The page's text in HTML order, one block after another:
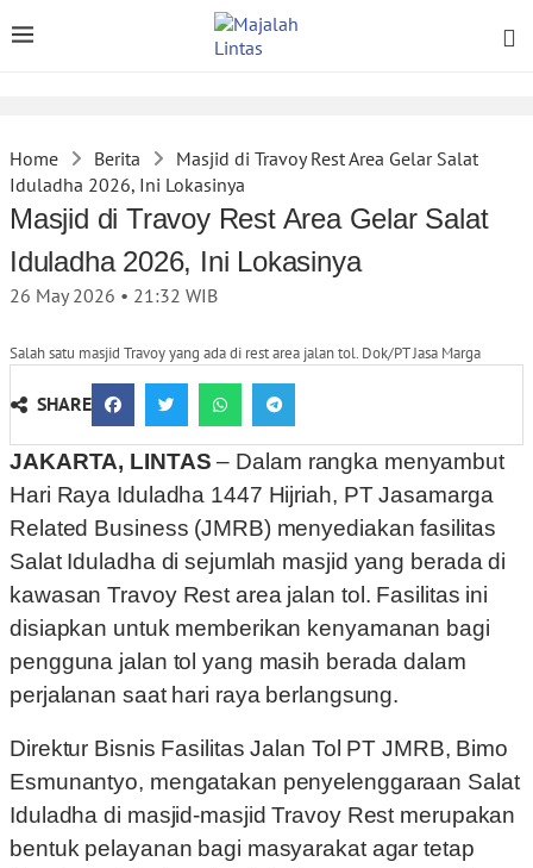
Home Berita
Masjid di Travoy Rest Area Gelar Salat
Iduladha 2026, Ini Lokasinya
Masjid di Travoy Rest Area Gelar Salat
Iduladha 2026, Ini Lokasinya
26 May 2026 • 21:32 WIB
Salah satu masjid Travoy yang ada di rest area jalan tol. Dok/PT Jasa Marga
SHARE
JAKARTA, LINTAS – Dalam rangka menyambut
Hari Raya Iduladha 1447 Hijriah, PT Jasamarga
Related Business (JMRB) menyediakan fasilitas
Salat Iduladha di sejumlah masjid yang berada di
kawasan Travoy Rest area jalan tol. Fasilitas ini
disiapkan untuk memberikan kenyamanan bagi
pengguna jalan tol yang masih berada dalam
perjalanan saat hari raya berlangsung.
Direktur Bisnis Fasilitas Jalan Tol PT JMRB, Bimo
Esmunantyo, mengatakan penyelenggaraan Salat
Iduladha di masjid-masjid Travoy Rest merupakan
bentuk pelayanan bagi masyarakat agar tetap